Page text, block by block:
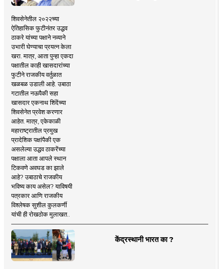
शिवसेनेतील २०२२च्या
ऐतिहासिक फुटीनंतर उद्धव
ठाकरे यांच्या पक्षाने नव्याने
उभारी घेण्याचा प्रयत्न केला
खरा. मात्र, आता पुन्हा एकदा
पक्षातील काही खासदारांच्या
फुटीने राजकीय वर्तुळात
खळबळ उडाली आहे. उबाठा
गटातील नऊपैकी सहा
खासदार एकनाथ शिंदेंच्या
शिवसेनेत प्रवेश करणार
आहेत. मात्र, एकेकाळी
महाराष्ट्रातील प्रमुख
प्रादेशिक पक्षांपैकी एक
असलेल्या उद्धव ठाकरेंच्या
पक्षाला आता आपले स्थान
टिकवणे अवघड का झाले
आहे? उबाठाचे राजकीय
भविष्य काय असेल? याविषयी
पत्रकार आणि राजकीय
विश्लेषक सुशील कुलकर्णी
यांची ही रोखठोक मुलाखत..
केंद्रस्थानी भारत का ?